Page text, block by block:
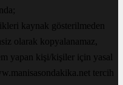
kaynak gösterilmeden
olarak kopyalanamaz,
yapan kişi/kişiler için yasal
tercih